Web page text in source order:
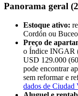
Panorama geral
Estoque ativo:
Cordón ou
Preço de
o Índice INGAR
USD 129.000
pode encontrar
sem reformar e
dados de Ciudad